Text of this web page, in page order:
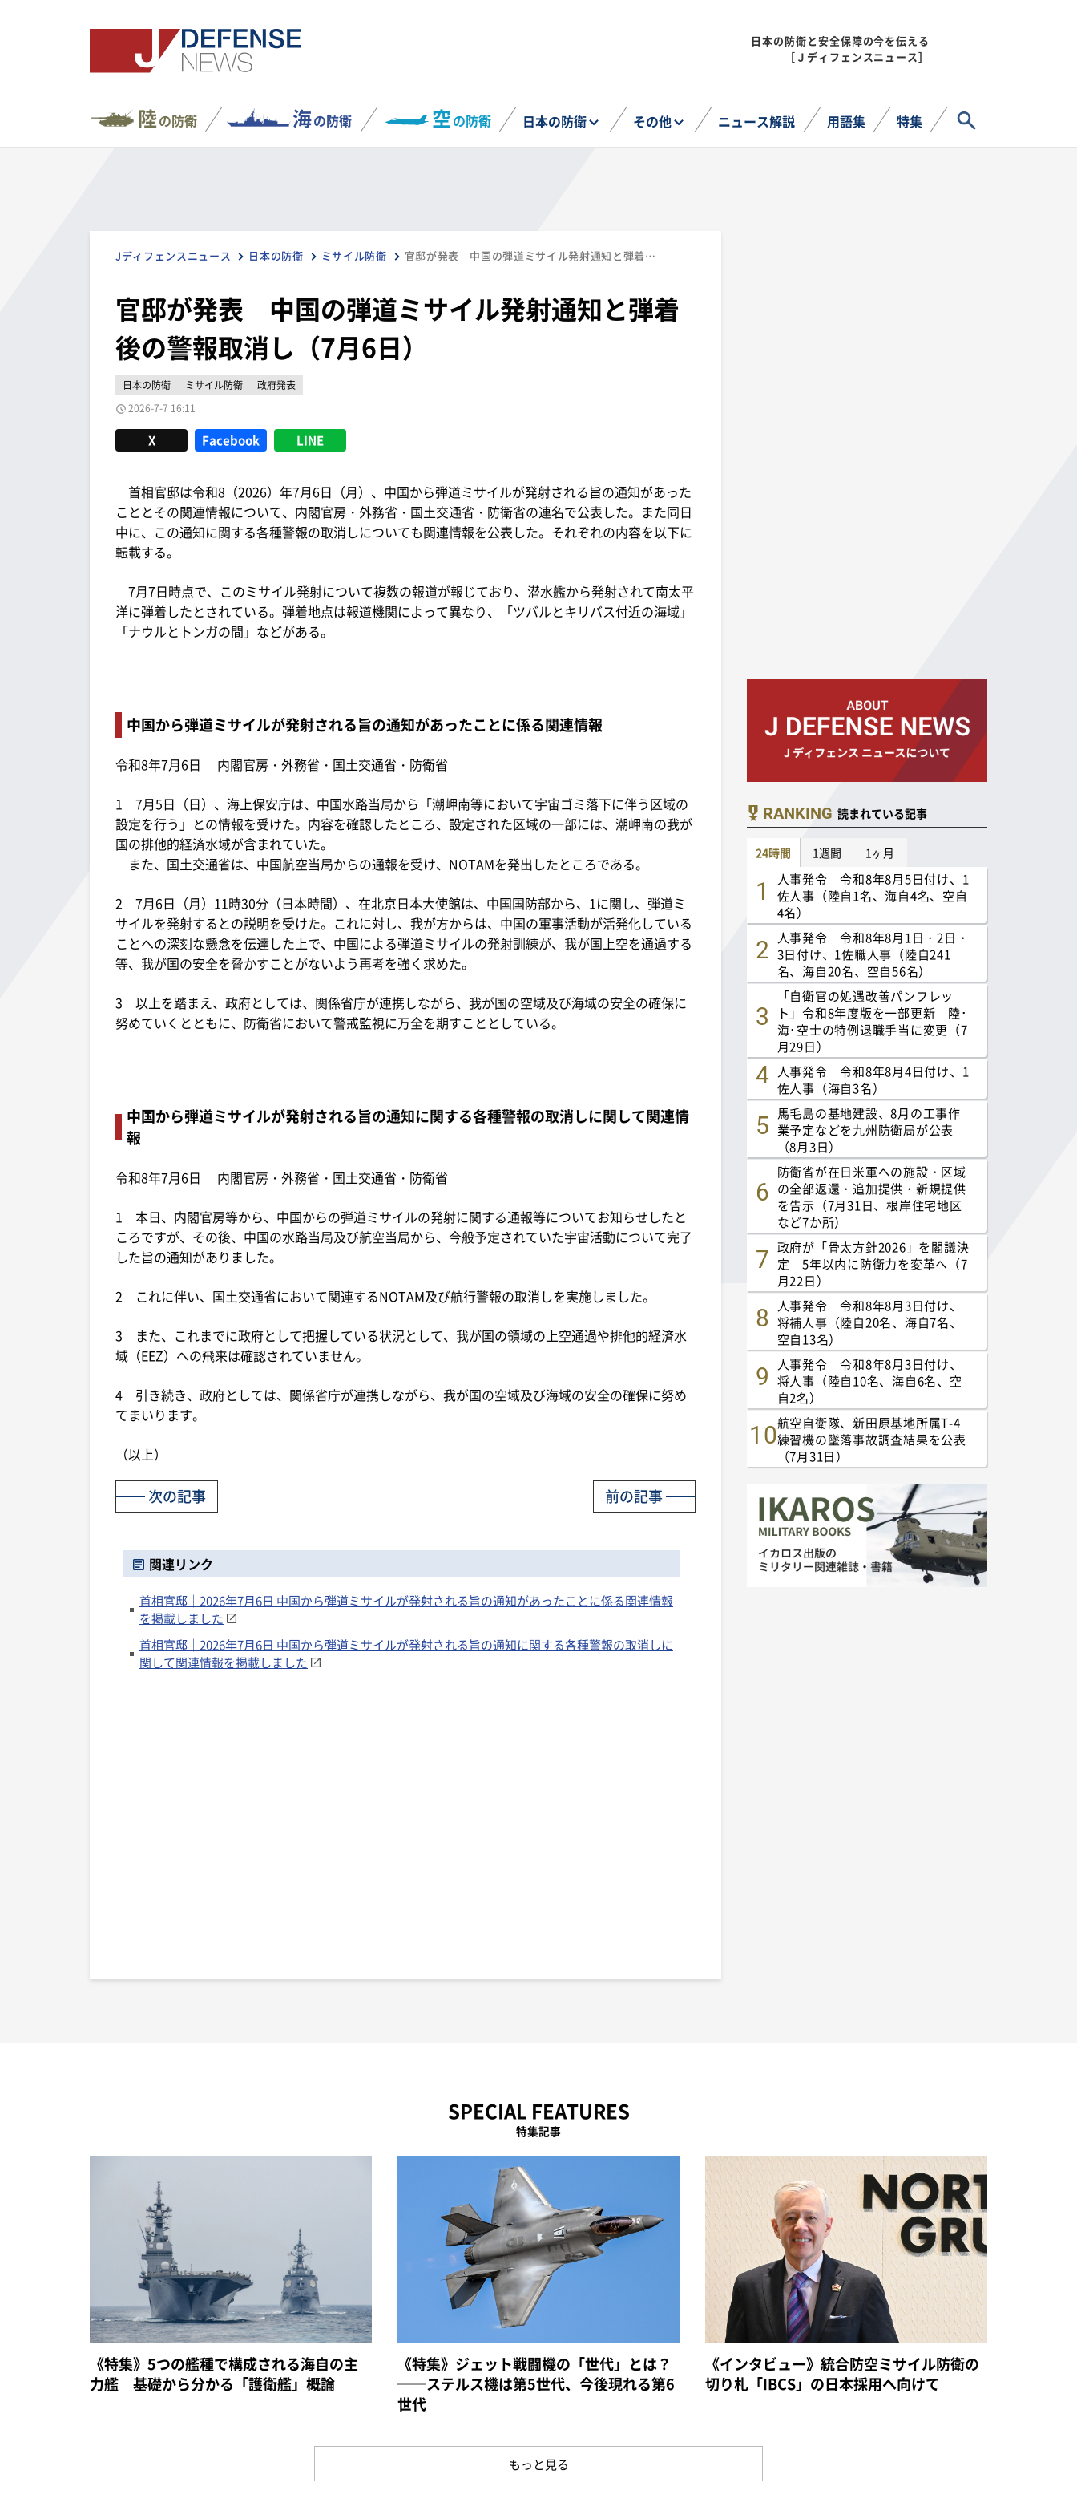
日本の防衛と安全保障の今を伝える
［Ｊディフェンスニュース］
陸の防衛 海の防衛 空の防衛 日本の防衛 その他 ニュース解説 用語集 特集
Jディフェンスニュース 日本の防衛 ミサイル防衛 官邸が発表 中国の弾道ミサイル発射通知と弾着後の警報取消し（7月6日）
官邸が発表 中国の弾道ミサイル発射通知と弾着
後の警報取消し（7月6日）
日本の防衛 ミサイル防衛
政府発表
2026-7-7 16:11
X Facebook LINE
首相官邸は令和8（2026）年7月6日（月）、中国から弾道ミサイルが発射される旨の通知があった
こととその関連情報について、内閣官房・外務省・国土交通省・防衛省の連名で公表した。また同日
中に、この通知に関する各種警報の取消しについても関連情報を公表した。それぞれの内容を以下に
転載する。
7月7日時点で、このミサイル発射について複数の報道が報じており、潜水艦から発射されて南太平
洋に弾着したとされている。弾着地点は報道機関によって異なり、「ツバルとキリバス付近の海域」
「ナウルとトンガの間」などがある。
中国から弾道ミサイルが発射される旨の通知があったことに係る関連情報
令和8年7月6日 内閣官房・外務省・国土交通省・防衛省
1 7月5日（日）、海上保安庁は、中国水路当局から「潮岬南等において宇宙ゴミ落下に伴う区域の
設定を行う」との情報を受けた。内容を確認したところ、設定された区域の一部には、潮岬南の我が
国の排他的経済水域が含まれていた。
また、国土交通省は、中国航空当局からの通報を受け、NOTAMを発出したところである。
2 7月6日（月）11時30分（日本時間）、在北京日本大使館は、中国国防部から、1に関し、弾道ミ
サイルを発射するとの説明を受けた。これに対し、我が方からは、中国の軍事活動が活発化している
ことへの深刻な懸念を伝達した上で、中国による弾道ミサイルの発射訓練が、我が国上空を通過する
等、我が国の安全を脅かすことがないよう再考を強く求めた。
3 以上を踏まえ、政府としては、関係省庁が連携しながら、我が国の空域及び海域の安全の確保に
努めていくとともに、防衛省において警戒監視に万全を期すこととしている。
中国から弾道ミサイルが発射される旨の通知に関する各種警報の取消しに関して関連情
報
令和8年7月6日 内閣官房・外務省・国土交通省・防衛省
1 本日、内閣官房等から、中国からの弾道ミサイルの発射に関する通報等についてお知らせしたと
ころですが、その後、中国の水路当局及び航空当局から、今般予定されていた宇宙活動について完了
した旨の通知がありました。
2 これに伴い、国土交通省において関連するNOTAM及び航行警報の取消しを実施しました。
3 また、これまでに政府として把握している状況として、我が国の領域の上空通過や排他的経済水
域（EEZ）への飛来は確認されていません。
4 引き続き、政府としては、関係省庁が連携しながら、我が国の空域及び海域の安全の確保に努め
てまいります。
（以上）
前の記事
次の記事
関連リンク
首相官邸｜2026年7月6日 中国から弾道ミサイルが発射される旨の通知があったことに係る関連情報
を掲載しました
首相官邸｜2026年7月6日 中国から弾道ミサイルが発射される旨の通知に関する各種警報の取消しに
関して関連情報を掲載しました
RANKING 読まれている記事
24時間 1週間 1ヶ月
人事発令 令和8年8月5日付け、1
佐人事（陸自1名、海自4名、空自
4名）
人事発令 令和8年8月1日・2日・
3日付け、1佐職人事（陸自241
名、海自20名、空自56名）
「自衛官の処遇改善パンフレッ
ト」令和8年度版を一部更新 陸･
海･空士の特例退職手当に変更（7
月29日）
人事発令 令和8年8月4日付け、1
佐人事（海自3名）
馬毛島の基地建設、8月の工事作
業予定などを九州防衛局が公表
（8月3日）
防衛省が在日米軍への施設・区域
の全部返還・追加提供・新規提供
を告示（7月31日、根岸住宅地区
など7か所）
政府が「骨太方針2026」を閣議決
定 5年以内に防衛力を変革へ（7
月22日）
人事発令 令和8年8月3日付け、
将補人事（陸自20名、海自7名、
空自13名）
人事発令 令和8年8月3日付け、
将人事（陸自10名、海自6名、空
自2名）
航空自衛隊、新田原基地所属T-4
練習機の墜落事故調査結果を公表
（7月31日）
SPECIAL FEATURES
特集記事
《特集》5つの艦種で構成される海自の主
力艦 基礎から分かる「護衛艦」概論
《特集》ジェット戦闘機の「世代」とは？
──ステルス機は第5世代、今後現れる第6
世代
《インタビュー》統合防空ミサイル防衛の
切り札「IBCS」の日本採用へ向けて
もっと見る